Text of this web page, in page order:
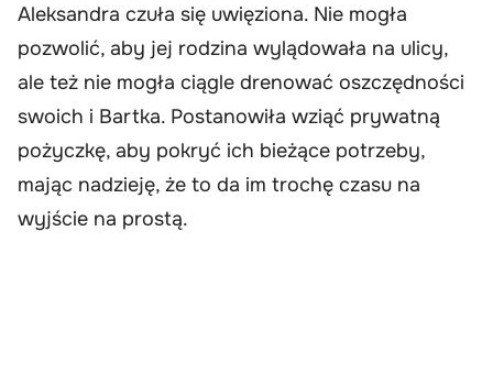
Aleksandra czuła się uwięziona. Nie mogła
pozwolić, aby jej rodzina wylądowała na ulicy,
ale też nie mogła ciągle drenować oszczędności
swoich i Bartka. Postanowiła wziąć prywatną
pożyczkę, aby pokryć ich bieżące potrzeby,
mając nadzieję, że to da im trochę czasu na
wyjście na prostą.